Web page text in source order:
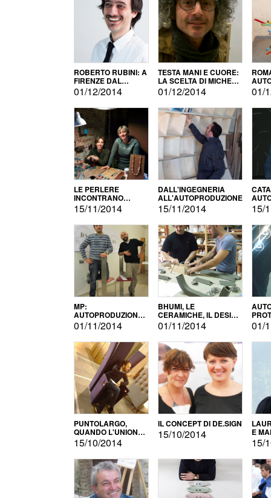
ROBERTO RUBINI: A
FIRENZE DAL
PRODOTTO ALLA
PROMOZIONE
01/12/2014
TESTA MANI E CUORE:
LA SCELTA DI MICHELE
BARBERIO
01/12/2014 01/
LE PERLERE
INCONTRANO
L'AUTOPRODUZIONE
15/11/2014
DALL'INGEGNERIA
ALL'AUTOPRODUZIONE
15/11/2014 15/
MP:
AUTOPRODUZIONE
E INNOVAZIONE
01/11/2014
BHUMI, LE
CERAMICHE, IL DESIGN
E L'AUTOPRODUZIONE
01/11/2014 01/
PUNTOLARGO,
QUANDO L'UNIONE
FA LA FORZA E
VINCE
15/10/2014
IL CONCEPT DI DE.SIGN
15/10/2014 E
15/